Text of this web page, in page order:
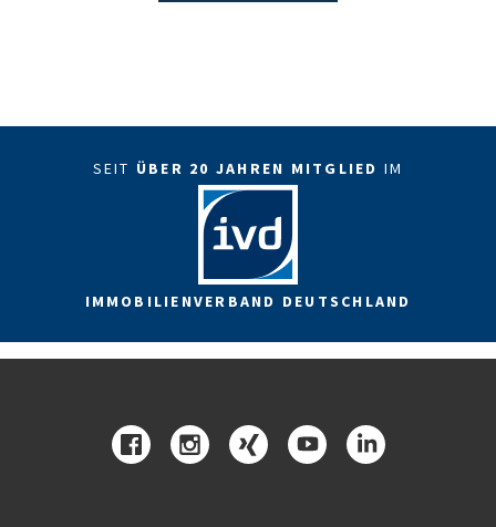
SEIT ÜBER 20 JAHREN MITGLIED IM
IMMOBILIENVERBAND DEUTSCHLAND